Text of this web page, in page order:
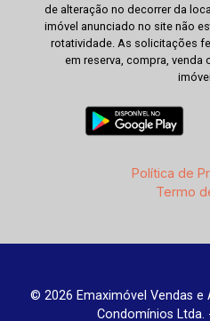
de alteração no decorrer da
imóvel anunciado no site não
rotatividade. As solicitações
em reserva, compra,
Política de
Termo
© 2026 Emaximóvel Vendas
Condomínios Ltda.